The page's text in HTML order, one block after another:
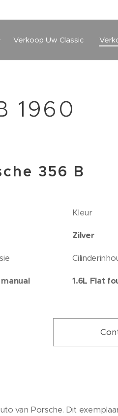
Verkoop Uw Classic
1960
356 B
Kleur
Zilver
1.6L Flat
van Porsche. Dit